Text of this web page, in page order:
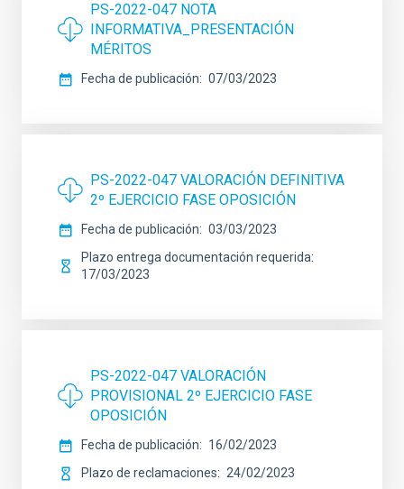
PS-2022-047 NOTA
INFORMATIVA_PRESENTACIÓN
MÉRITOS
Fecha de publicación 07/03/2023
PS-2022-047 VALORACIÓN DEFINITIVA
2º EJERCICIO FASE OPOSICIÓN
Fecha de publicación
03/03/2023
Plazo entrega documentación requerida
17/03/2023
PS-2022-047 VALORACIÓN
PROVISIONAL 2º EJERCICIO FASE
OPOSICIÓN
Fecha de publicación
16/02/2023
Plazo de reclamaciones
24/02/2023